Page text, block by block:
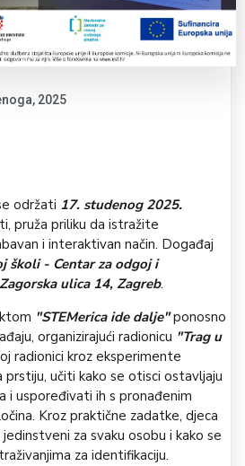
2025
održati 17. studenog 2025.
pruža priliku da istražite
i interaktivan način. Događaj
školi - Centar za odgoj i
Zagorska ulica 14, Zagreb.
"STEMerica ide dalje"ponosno
organizirajući radionicu "Trag u
radionici kroz eksperimente
učiti kako se otisci ostavljaju
i uspoređivati ih s pronađenim
Kroz praktične zadatke, djeca
za svaku osobu i kako se
za identifikaciju.